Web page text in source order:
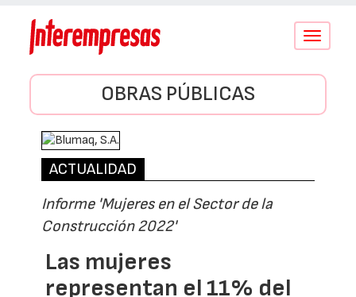
Conmutar
OBRAS PÚBLICAS
ACTUALIDAD
Informe 'Mujeres en el Sector de la
Construcción 2022'
Las mujeres
representan el 11% del